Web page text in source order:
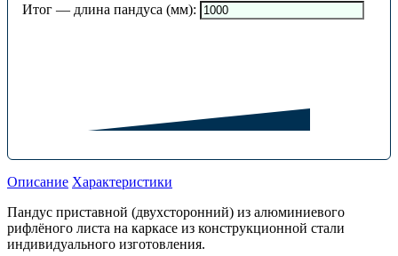
Итог — длина пандуса (мм):
Описание Характеристики
Пандус приставной (двухсторонний) из алюминиевого
рифлёного листа на каркасе из конструкционной стали
индивидуального изготовления.